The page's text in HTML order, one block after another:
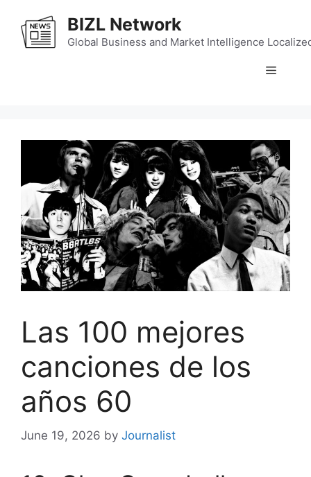
content
BIZL Network
Global Business and Market Intelligence
Menu
Las 100 mejores
canciones de los
años 60
June 19, 2026 by Journalist